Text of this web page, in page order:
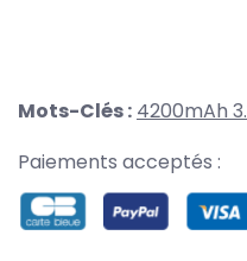
Mots-Clés : 4200mAh
Paiements acceptés :